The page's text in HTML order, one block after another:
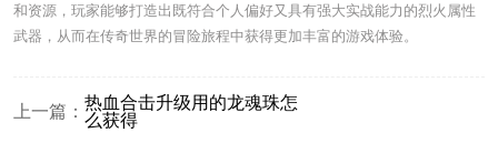
和资源，玩家能够打造出既符合个人偏好又具有强大实战能力的烈火属性
武器，从而在传奇世界的冒险旅程中获得更加丰富的游戏体验。
上一篇： 热血合击升级用的龙魂珠怎
么获得